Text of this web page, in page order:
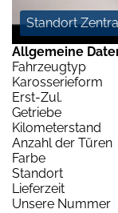
Standort
Allgemeine
Fahrzeugtyp
Karosserieform
Erst-Zul.
Getriebe
Kilometerstand
Anzahl der Türen
Farbe
Standort
Lieferzeit
Unsere Nummer